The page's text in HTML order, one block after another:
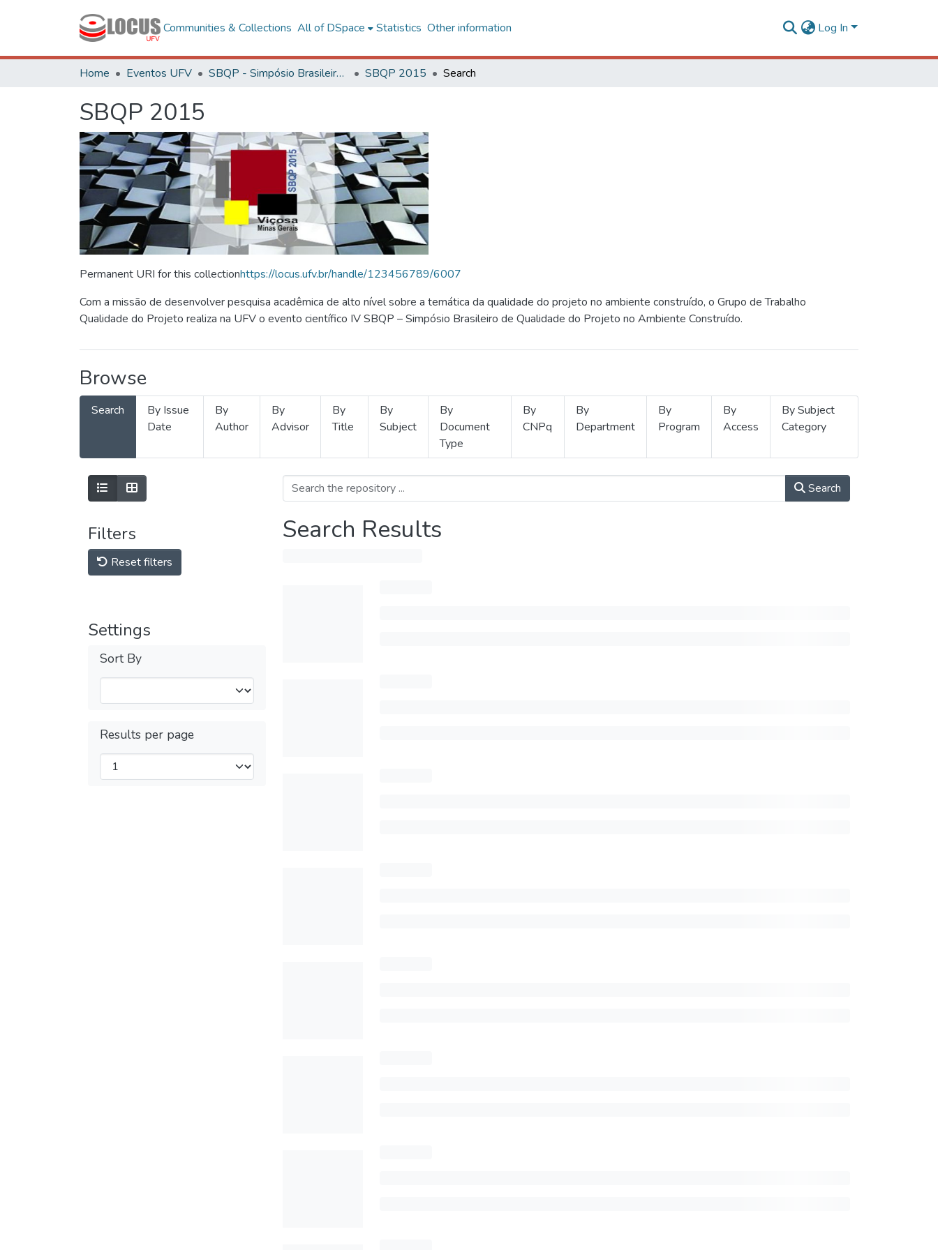
Communities & Collections All of DSpace Statistics Other information Log In
Home Eventos UFV SBQP - Simpósio Brasileiro de Qualidade do Projeto no Ambiente Construído SBQP 2015 Search
SBQP 2015
Permanent URI for this collectionhttps://locus.ufv.br/handle/123456789/6007
Com a missão de desenvolver pesquisa acadêmica de alto nível sobre a temática da qualidade do projeto no ambiente construído, o Grupo de Trabalho
Qualidade do Projeto realiza na UFV o evento científico IV SBQP – Simpósio Brasileiro de Qualidade do Projeto no Ambiente Construído.
Browse
Search
By Issue
Date
By
Author
By
Advisor
By
Title
By
Subject
By
Document
Type
By
CNPq
By
Department
By
Program
By
Access
By Subject
Category
Filters
Reset filters
Settings
Sort By
Results per page
Search
Search Results